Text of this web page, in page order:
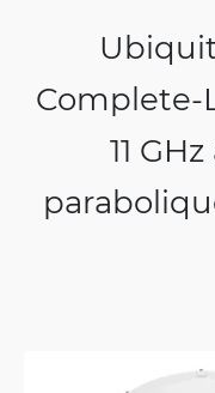
Complete-
11